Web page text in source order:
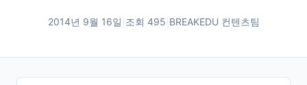
2014년 9월 16일 조회 495 BREAKEDU 컨텐츠팀